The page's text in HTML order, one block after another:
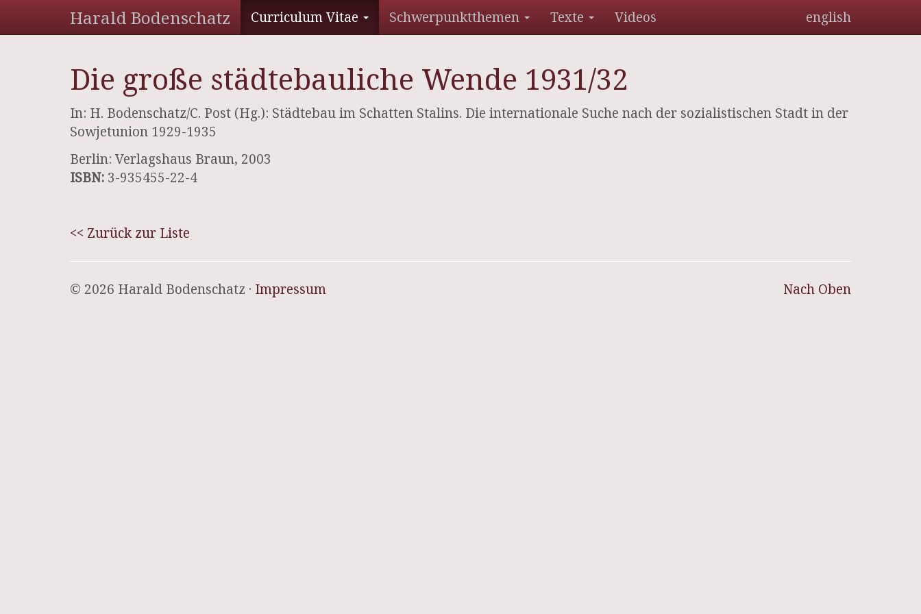
Harald Bodenschatz Curriculum Vitae Schwerpunktthemen Texte Videos english
Die große städtebauliche Wende 1931/32
In: H. Bodenschatz/C. Post (Hg.): Städtebau im Schatten Stalins. Die internationale Suche nach der sozialistischen Stadt in der
Sowjetunion 1929-1935
Berlin: Verlagshaus Braun, 2003
ISBN: 3-935455-22-4
<< Zurück zur Liste
Nach Oben
© 2026 Harald Bodenschatz · Impressum